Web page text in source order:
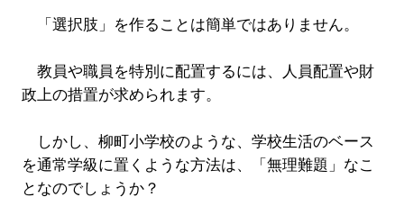
「選択肢」を作ることは簡単ではありません。
教員や職員を特別に配置するには、人員配置や財
政上の措置が求められます。
しかし、柳町小学校のような、学校生活のベース
を通常学級に置くような方法は、「無理難題」なこ
となのでしょうか？